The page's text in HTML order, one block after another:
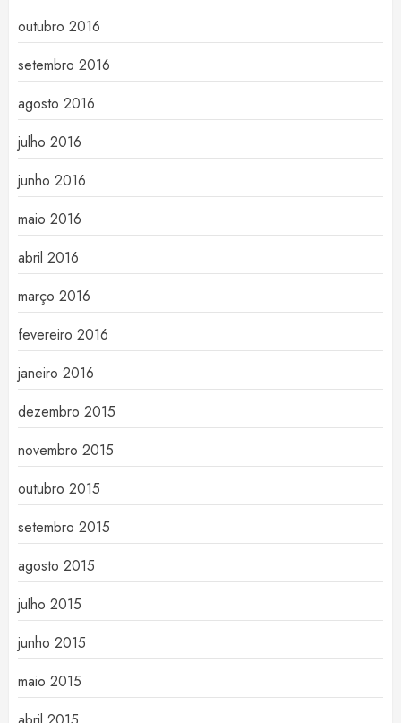
outubro 2016
setembro 2016
agosto 2016
julho 2016
junho 2016
maio 2016
abril 2016
março 2016
fevereiro 2016
janeiro 2016
dezembro 2015
novembro 2015
outubro 2015
setembro 2015
agosto 2015
julho 2015
junho 2015
maio 2015